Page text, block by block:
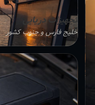
تجهیزات دریایی
خلیج فارس و جنوب کشور